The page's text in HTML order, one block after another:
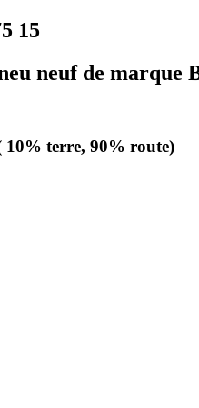
15
neuf de marque
terre, 90% route)